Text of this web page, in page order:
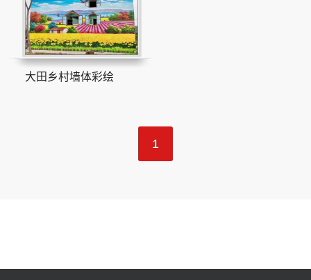
大田乡村墙体彩绘
1